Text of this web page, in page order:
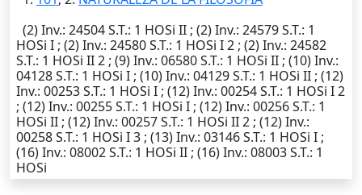
(2)Inv.: 24504S.T.: 1 HOSi II ; (2)Inv.: 24579S.T.: 1
HOSi I ; (2)Inv.: 24580S.T.: 1 HOSi I 2 ; (2)Inv.: 24582
S.T.: 1 HOSi II 2 ; (9)Inv.: 06580S.T.: 1 HOSi II ; (10)Inv.:
04128S.T.: 1 HOSi I ; (10)Inv.: 04129S.T.: 1 HOSi II ; (12)
Inv.: 00253S.T.: 1 HOSi I ; (12)Inv.: 00254S.T.: 1 HOSi I 2
; (12)Inv.: 00255S.T.: 1 HOSi I ; (12)Inv.: 00256S.T.: 1
HOSi II ; (12)Inv.: 00257S.T.: 1 HOSi II 2 ; (12)Inv.:
00258S.T.: 1 HOSi I 3 ; (13)Inv.: 03146S.T.: 1 HOSi I ;
(16)Inv.: 08002S.T.: 1 HOSi II ; (16)Inv.: 08003S.T.: 1
HOSi